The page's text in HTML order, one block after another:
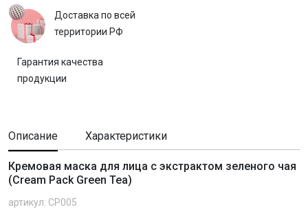
Доставка по всей
территории РФ
Гарантия качества
продукции
Описание Характеристики
Кремовая маска для лица с экстрактом зеленого чая
(Cream Pack Green Tea)
артикул: CP005